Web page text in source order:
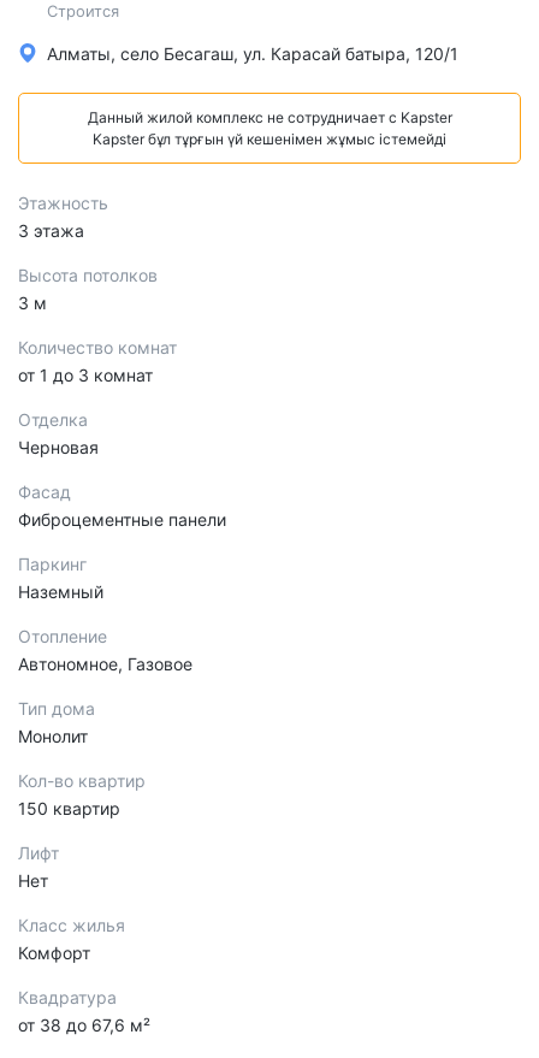
Строится
Алматы, село Бесагаш, ​ул. Карасай батыра, 120/1
Данный жилой комплекс не сотрудничает с Kapster
Kapster бұл тұрғын үй кешенімен жұмыс істемейді
Этажность
3 этажа
Высота потолков
3 м
Количество комнат
от 1 до 3 комнат
Отделка
Черновая
Фасад
Фиброцементные панели
Паркинг
Наземный
Отопление
Автономное, Газовое
Тип дома
Монолит
Кол-во квартир
150 квартир
Лифт
Нет
Класс жилья
Комфорт
Квадратура
от 38 до 67,6 м²